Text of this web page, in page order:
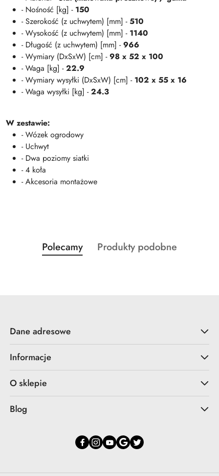
- Nośność [kg] - 150
- Szerokość (z uchwytem) [mm] -510
- Wysokość (z uchwytem) [mm] - 1140
- Długość (z uchwytem) [mm] -966
- Wymiary (DxSxW) [cm] -98 x 52 x 100
- Waga [kg] -22.9
- Wymiary wysyłki (DxSxW) [cm] - 102 x 55 x 16
- Waga wysyłki [kg] -24.3
W zestawie:
- Wózek ogrodowy
- Uchwyt
- Dwa poziomy siatki
- 4 koła
- Akcesoria montażowe
Pomiń karuzelę produktów
Produkty
o
Polecamy
Produkty
Produkty podobne
Dane adresowe
Informacje
O sklepie
Blog